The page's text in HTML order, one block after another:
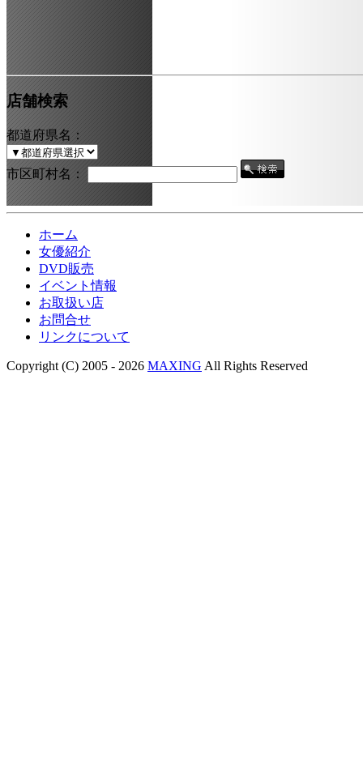
店舗検索
都道府県名：
市区町村名：
ホーム
女優紹介
DVD販売
イベント情報
お取扱い店
お問合せ
リンクについて
Copyright (C) 2005 - 2026 MAXING All Rights Reserved